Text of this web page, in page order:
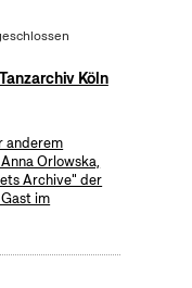
Köln
anderem
Orlowska,
Archive" der
im